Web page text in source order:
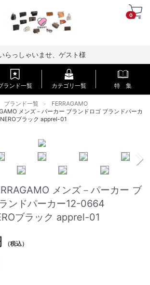
0
らっしゃいませ、ゲスト様
ランド一覧 カテゴリ一覧 特 集
ブランド一覧
FERRAGAMO
メンズ－パーカー ブランドロゴ ブランドパーカ
ブラック apprel-01
メンズ－パーカー ブ
ンドパーカー12-0664
ブラック apprel-01
（税込）